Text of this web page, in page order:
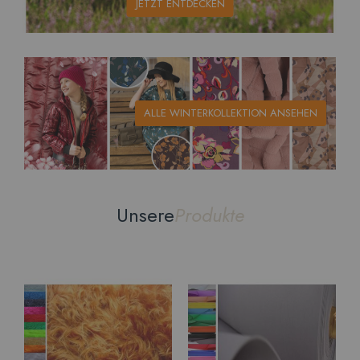
JETZT ENTDECKEN
ALLE WINTERKOLLEKTION ANSEHEN
UnsereProdukte